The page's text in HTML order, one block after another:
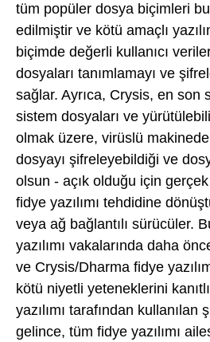
tüm popüler dosya biçimleri
edilmiştir ve kötü amaçlı
biçimde değerli kullanıcı
dosyaları tanımlamayı ve
sağlar. Ayrıca, Crysis, en son
sistem dosyaları ve
olmak üzere, virüslü
dosyayı şifreleyebildiği ve
olsun - açık olduğu için
fidye yazılımı tehdidine
veya ağ bağlantılı sürücüler.
yazılımı vakalarında daha
ve Crysis/Dharma fidye
kötü niyetli yeteneklerini
yazılımı tarafından
gelince, tüm fidye yazılımı